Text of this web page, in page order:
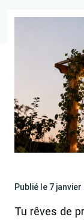
Publié le 7 janvier
Tu rêves de